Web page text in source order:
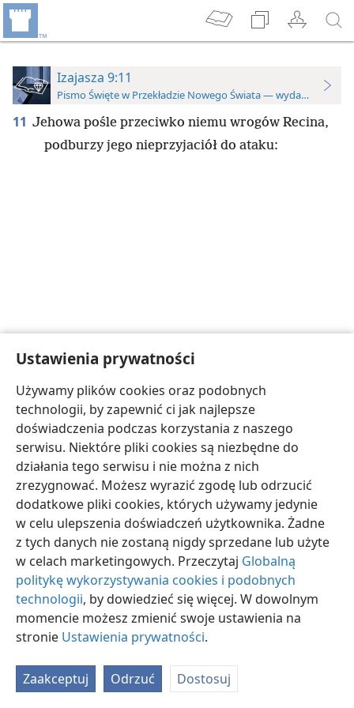
Ustawienia prywatności
Używamy plików cookies oraz podobnych
technologii, by zapewnić ci jak najlepsze
doświadczenia podczas korzystania z naszego
serwisu. Niektóre pliki cookies są niezbędne do
działania tego serwisu i nie można z nich
zrezygnować. Możesz wyrazić zgodę lub odrzucić
dodatkowe pliki cookies, których używamy jedynie
w celu ulepszenia doświadczeń użytkownika. Żadne
z tych danych nie zostaną nigdy sprzedane lub użyte
w celach marketingowych. Przeczytaj Globalną
politykę wykorzystywania cookies i podobnych
technologii, by dowiedzieć się więcej. W dowolnym
momencie możesz zmienić swoje ustawienia na
stronie Ustawienia prywatności.
Zaakceptuj Odrzuć Dostosuj
Izajasza 9:11
Pismo Święte w Przekładzie Nowego Świata — wydanie do
11 Jehowa pośle przeciwko niemu wrogów Recina,
podburzy jego nieprzyjaciół do ataku:
polski Ustawienia
Copyright© 2026 Watch Tower Bible and Tract Society of Pennsylvania
Warunki użytkowania Polityka prywatności
JW.ORG
Zaloguj